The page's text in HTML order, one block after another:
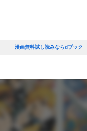
漫画無料試し読みならdブック